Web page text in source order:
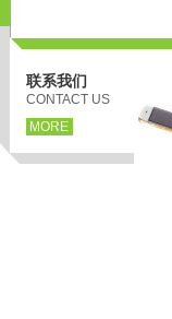
联系我们
CONTACT US
MORE